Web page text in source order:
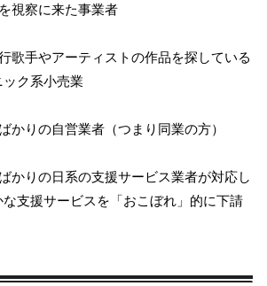
視察に来た事業者
手やアーティストの作品を探している
ク系小売業
りの自営業者（つまり同業の方）
りの日系の支援サービス業者が対応し
支援サービスを「おこぼれ」的に下請